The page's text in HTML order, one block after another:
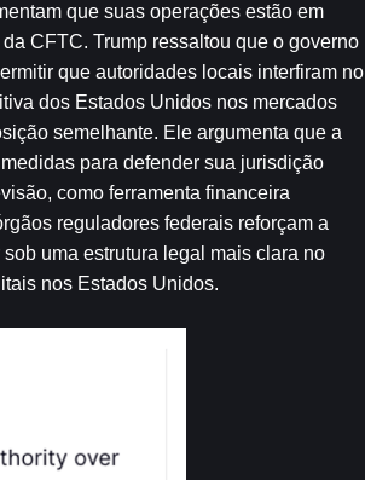
que suas operações estão em
CFTC. Trump ressaltou que o governo
que autoridades locais interfiram no
dos Estados Unidos nos mercados
semelhante. Ele argumenta que a
para defender sua jurisdição
como ferramenta financeira
reguladores federais reforçam a
uma estrutura legal mais clara no
nos Estados Unidos.